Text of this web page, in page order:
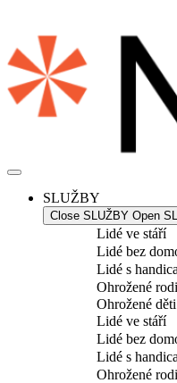
obsahu
SLUŽBY
Close SLUŽBY Open
Lidé ve stáří
Lidé bez
Lidé s
Ohrožené
Ohrožené děti
Lidé ve stáří
Lidé bez
Lidé s
Ohrožené